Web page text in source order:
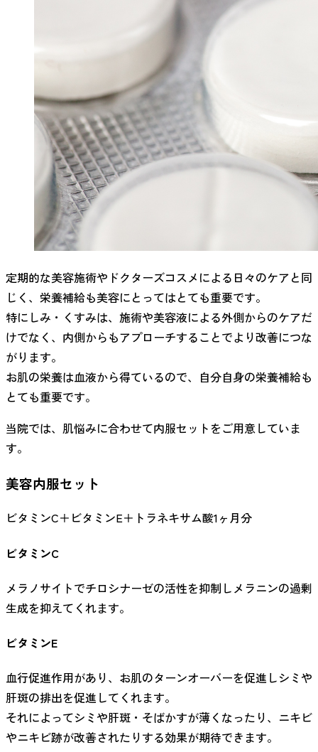
定期的な美容施術やドクターズコスメによる日々のケアと同
じく、栄養補給も美容にとってはとても重要です。
特にしみ・くすみは、施術や美容液による外側からのケアだ
けでなく、内側からもアプローチすることでより改善につな
がります。
お肌の栄養は血液から得ているので、自分自身の栄養補給も
とても重要です。
当院では、肌悩みに合わせて内服セットをご用意していま
す。
美容内服セット
ビタミンC＋ビタミンE＋トラネキサム酸1ヶ月分
ビタミンC
メラノサイトでチロシナーゼの活性を抑制しメラニンの過剰
生成を抑えてくれます。
ビタミンE
血行促進作用があり、お肌のターンオーバーを促進しシミや
肝斑の排出を促進してくれます。
それによってシミや肝斑・そばかすが薄くなったり、ニキビ
やニキビ跡が改善されたりする効果が期待できます。